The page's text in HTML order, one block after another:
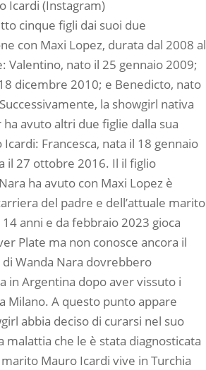
Icardi (Instagram)
cinque figli dai suoi due
con Maxi Lopez, durata dal 2008 al
Valentino, nato il 25 gennaio 2009;
dicembre 2010; e Benedicto, nato
la showgirl nativa
avuto altri due figlie dalla sua
Francesca, nata il 18 gennaio
il 27 ottobre 2016. Il il figlio
ha avuto con Maxi Lopez è
del padre e dell’attuale marito
anni e da febbraio 2023 gioca
Plate ma non conosce ancora il
Wanda Nara dovrebbero
in Argentina dopo aver vissuto i
Milano. A questo punto appare
abbia deciso di curarsi nel suo
malattia che le è stata diagnosticata
Mauro Icardi vive in Turchia